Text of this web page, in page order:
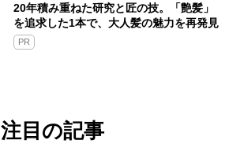
20年積み重ねた研究と匠の技。「艶髪」
を追求した1本で、大人髪の魅力を再発見
PR
注目の記事